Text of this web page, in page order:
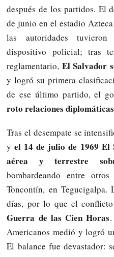
después de los partidos. El
de junio en el estadio
las autoridades
dispositivo policial; tras
reglamentario, El Salvador
y logró su primera
de ese último partido, el
roto relaciones
Tras el desempate se
yel 14 de julio de 1969 El
aérea y terrestre
bombardeando entre
Toncontín, en Tegucigalpa.
días, por lo que el
Guerra de las Cien Horas
Americanos medió y logró
El balance fue devastador: